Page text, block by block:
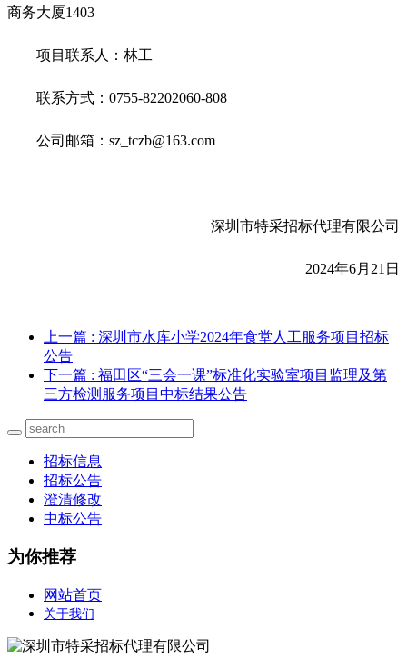
商务大厦1403
项目联系人： 林工
联系方式： 0755-82202060-808
公司邮箱： sz_tczb@163.com
深圳市特采招标代理有限公司
2024年6月 21 日
上一篇 : 深圳市水库小学2024年食堂人工服务项目招标
公告
下一篇 : 福田区“三会一课”标准化实验室项目监理及第
三方检测服务项目中标结果公告
招标信息
招标公告
澄清修改
中标公告
为你推荐
网站首页
关于我们